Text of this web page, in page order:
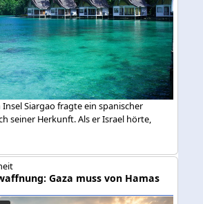
Siargao fragte ein spanischer
seiner Herkunft. Als er Israel hörte,
Gaza muss von Hamas